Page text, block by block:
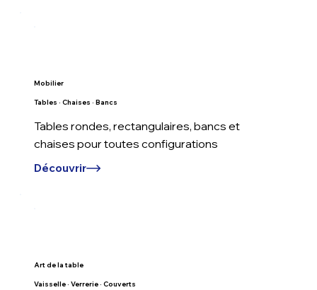
Mobilier
Tables · Chaises · Bancs
Tables rondes, rectangulaires, bancs et
chaises pour toutes configurations
Découvrir
Art de la table
Vaisselle · Verrerie · Couverts